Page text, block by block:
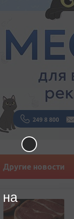
Другие новости